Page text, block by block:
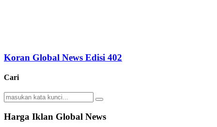
Koran Global News Edisi 402
Cari
Search
for:
Search
Harga Iklan Global News